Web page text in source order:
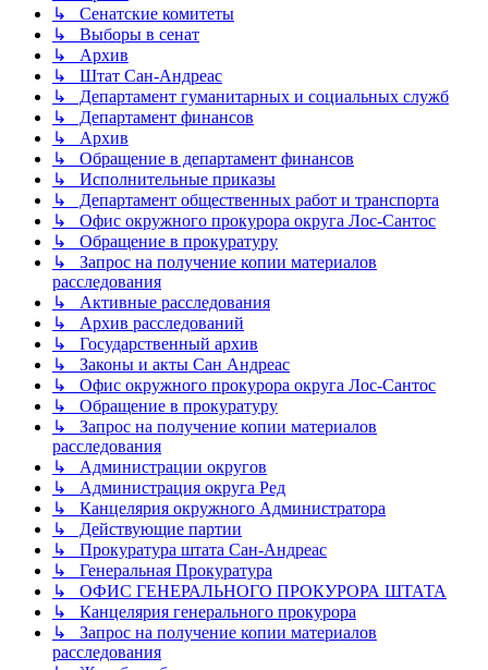
↳ Сенатские комитеты
↳ Выборы в сенат
↳ Архив
↳ Штат Сан-Андреас
↳ Департамент гуманитарных и социальных служб
↳ Департамент финансов
↳ Архив
↳ Обращение в департамент финансов
↳ Исполнительные приказы
↳ Департамент общественных работ и транспорта
↳ Офис окружного прокурора округа Лос-Сантос
↳ Обращение в прокуратуру
↳ Запрос на получение копии материалов
расследования
↳ Активные расследования
↳ Архив расследований
↳ Государственный архив
↳ Законы и акты Сан Андреас
↳ Офис окружного прокурора округа Лос-Сантос
↳ Обращение в прокуратуру
↳ Запрос на получение копии материалов
расследования
↳ Администрации округов
↳ Администрация округа Ред
↳ Канцелярия окружного Администратора
↳ Действующие партии
↳ Прокуратура штата Сан-Андреас
↳ Генеральная Прокуратура
↳ ОФИС ГЕНЕРАЛЬНОГО ПРОКУРОРА ШТАТА
↳ Канцелярия генерального прокурора
↳ Запрос на получение копии материалов
расследования